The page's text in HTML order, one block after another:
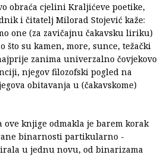
obraća cjelini Kraljićeve poetike,
i čitatelj Milorad Stojević kaže:
one (za zavičajnu čakavsku liriku)
što su kamen, more, sunce, težački
zanima univerzalno čovjekovo
njegov filozofski pogled na
obitavanja u (čakavskome)
ove knjige odmakla je barem korak
binarnosti partikularno -
u jednu novu, od binarizama